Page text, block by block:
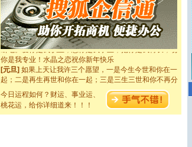
都要快乐噢!
[圣诞节]奉上一颗祝福的心,在这个特别的日子里,愿幸福,
如意,快乐,鲜花,一切美好的祝愿与你同在.圣诞快乐!
[元旦]看到你我会触电；看不到你我要充电；没有你我会
断电。爱你是我职业，想你是我事业，抱你是我特长，吻
你是我专业！水晶之恋祝你新年快乐
[元旦]如果上天让我许三个愿望，一是今生今世和你在一
起；二是再生再世和你在一起；三是三生三世和你不再分
离。水晶之恋祝你新年快乐
[元旦]当我狠下心扭头离去那一刻，你在我身后无助地哭
泣，这痛楚让我明白我多么爱你。我转身抱住你：这猪不
卖了。水晶之恋祝你新年快乐。
今日运程如何？财运、事业运、
桃花运，给你详细道来！！！